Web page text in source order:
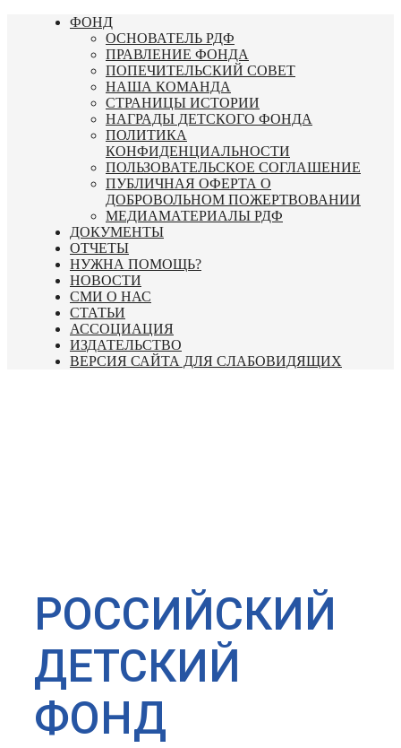
Перейти
ФОНД
ОСНОВАТЕЛЬ РДФ
ПРАВЛЕНИЕ ФОНДА
ПОПЕЧИТЕЛЬСКИЙ СОВЕТ
НАША КОМАНДА
СТРАНИЦЫ ИСТОРИИ
НАГРАДЫ ДЕТСКОГО ФОНДА
ПОЛИТИКА
КОНФИДЕНЦИАЛЬНОСТИ
ПОЛЬЗОВАТЕЛЬСКОЕ СОГЛАШЕНИЕ
ПУБЛИЧНАЯ ОФЕРТА О
ДОБРОВОЛЬНОМ ПОЖЕРТВОВАНИИ
МЕДИАМАТЕРИАЛЫ РДФ
ДОКУМЕНТЫ
ОТЧЕТЫ
НУЖНА ПОМОЩЬ?
НОВОСТИ
СМИ О НАС
СТАТЬИ
АССОЦИАЦИЯ
ИЗДАТЕЛЬСТВО
ВЕРСИЯ САЙТА ДЛЯ СЛАБОВИДЯЩИХ
РОССИЙСКИЙ
ДЕТСКИЙ
ФОНД